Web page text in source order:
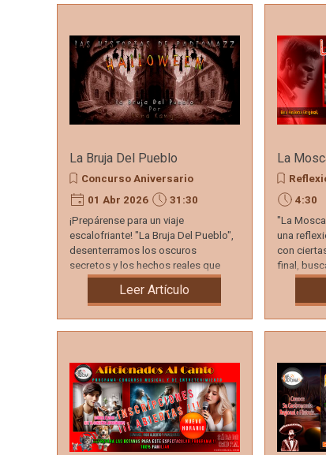
La Bruja Del Pueblo
Concurso Aniversario
01 Abr 2026
31:30
¡Prepárense para un viaje
escalofriante! "La Bruja Del Pueblo",
desenterramos los oscuros
secretos y los hechos reales que
rodean a esta enigmática figura.
Leer Artículo
La
4:30
"La
una
con
final,
quien